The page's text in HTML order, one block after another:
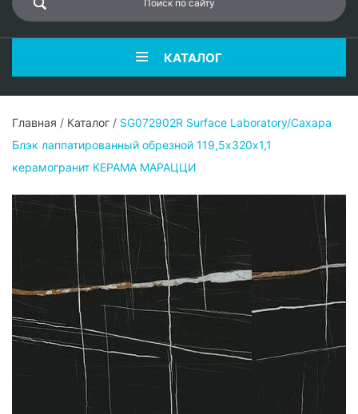
КАТАЛОГ
Главная / Каталог / SG072902R Surface Laboratory/Сахара
Блэк лаппатированный обрезной 119,5х320х1,1
керамогранит КЕРАМА МАРАЦЦИ